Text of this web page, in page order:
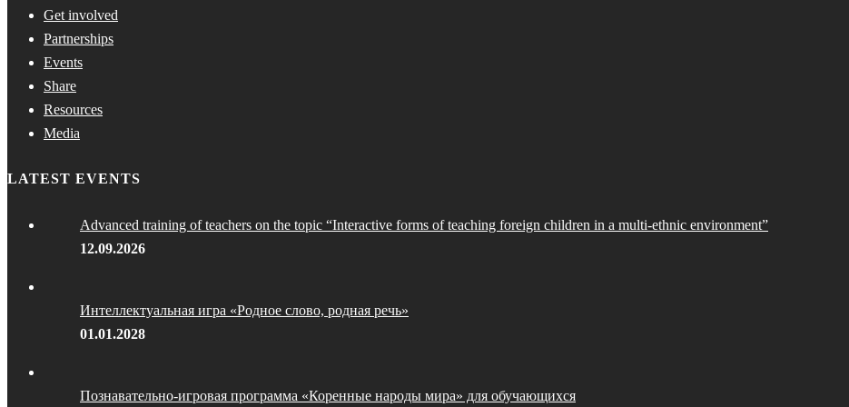
Get involved
Partnerships
Events
Share
Resources
Media
LATEST EVENTS
Advanced training of teachers on the topic “Interactive forms of teaching foreign children in a multi-ethnic environment”
12.09.2026
Интеллектуальная игра «Родное слово, родная речь»
01.01.2028
Познавательно-игровая программа «Коренные народы мира» для обучающихся